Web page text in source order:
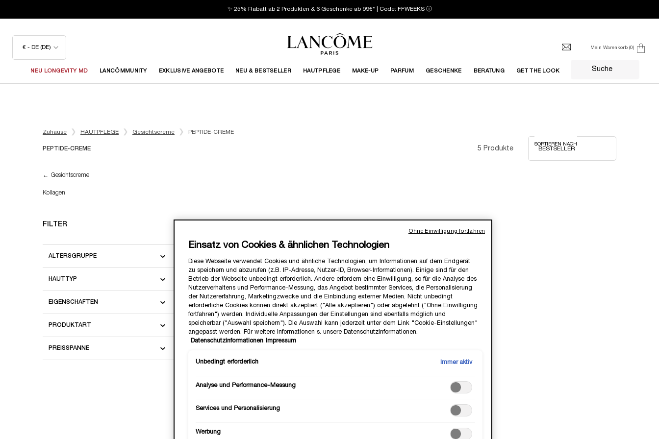
✨ 25% Rabatt ab 2 Produkten & 6 Geschenke ab 99€* | Code: FFWEEKS ⓘ
€ - DE (DE) Mein Warenkorb 0
0 produkt
NEU LONGEVITY MD LANCÔMMUNITY EXKLUSIVE ANGEBOTE NEU & BESTSELLER HAUTPFLEGE MAKE-UP PARFUM GESCHENKE BERATUNG GET THE LOOK Suche
Zuhause HAUTPFLEGE Gesichtscreme PEPTIDE-CREME
PEPTIDE-CREME 5 Produkte
SORTIEREN NACH
Gesichtscreme
Kollagen
FILTER
ALTERSGRUPPE
HAUTTYP
EIGENSCHAFTEN
PRODUKTART
PREISSPANNE
RÉNERGIE H.P.N. 300-PEPTIDE RICH
✓ Mit Hyaluronsäure, Peptiden & Niacinamid
Eine Größe verfügbar
Einsatz von Cookies & ähnlichen Technologien
Diese Webseite verwendet Cookies und ähnliche Technologien, um Informationen auf dem Endgerät
zu speichern und abzurufen (z.B. IP-Adresse, Nutzer-ID, Browser-Informationen). Einige sind für den
Betrieb der Webseite unbedingt erforderlich. Andere erfordern eine Einwilligung, so für die Analyse des
Nutzerverhaltens und Performance-Messung, das Angebot bestimmter Services, die Personalisierung
der Nutzererfahrung, Marketingzwecke und die Einbindung externer Medien. Nicht unbedingt
erforderliche Cookies können direkt akzeptiert ("Alle akzeptieren") oder abgelehnt ("Ohne Einwilligung
fortfahren") werden. Individuelle Anpassungen der Einstellungen sind ebenfalls möglich und
speicherbar ("Auswahl speichern"). Die Auswahl kann jederzeit unter dem Link "Cookie-Einstellungen"
angepasst werden. Für weitere Informationen s. unsere Datenschutzinformationen.
Datenschutzinformationen
Impressum
Unbedingt erforderlich Immer aktiv
Analyse und Performance-Messung
Services und Personalisierung
Werbung
Ohne Einwilligung fortfahren